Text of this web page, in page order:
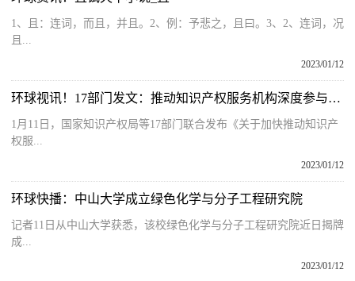
1、且：连词，而且，并且。2、例：予悲之，且曰。3、2、连词，况
且...
2023/01/12
环球视讯！17部门发文：推动知识产权服务机构深度参与高校院所创新全过程
1月11日，国家知识产权局等17部门联合发布《关于加快推动知识产
权服...
2023/01/12
环球快播：中山大学成立绿色化学与分子工程研究院
记者11日从中山大学获悉，该校绿色化学与分子工程研究院近日揭牌
成...
2023/01/12